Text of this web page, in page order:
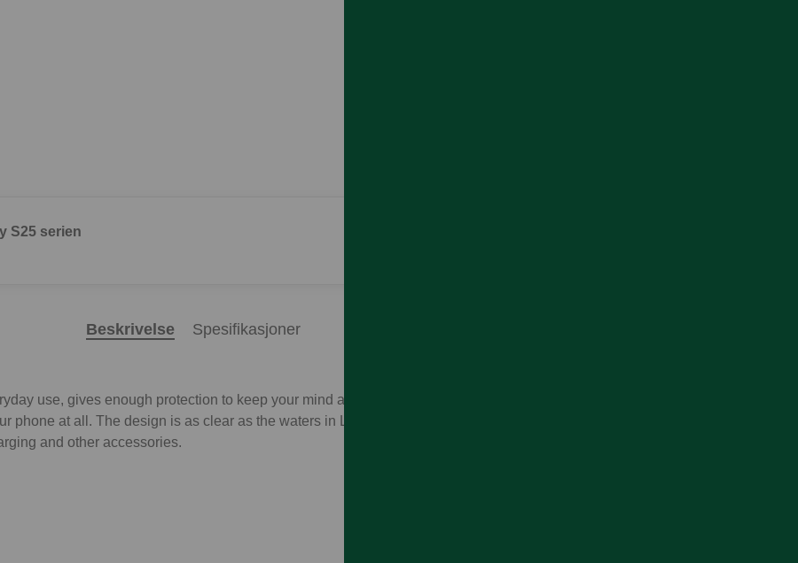
S25 serien
Beskrivelse Spesifikasjoner
use, gives enough protection to keep your mind at peace, and slim enough to forget
phone at all. The design is as clear as the waters in Lofoten. Completed with MagSafe
and other accessories.